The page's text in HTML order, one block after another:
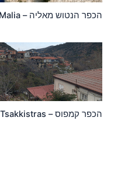
הכפר הנטוש מאליה – Malia
הכפר קמפוס – Kampos tis Tsakkistras